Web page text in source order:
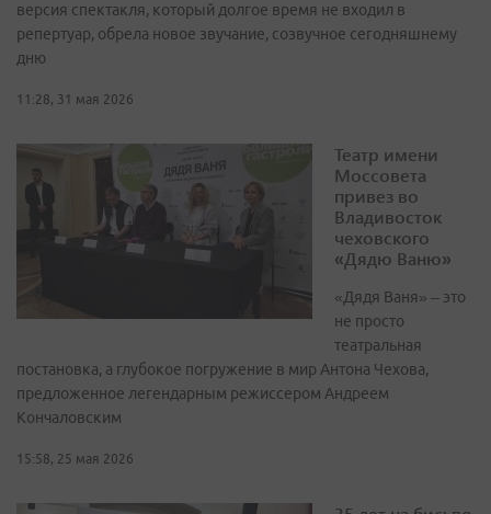
версия спектакля, который долгое время не входил в
репертуар, обрела новое звучание, созвучное сегодняшнему
дню
11:28, 31 мая 2026
Театр имени
Моссовета
привез во
Владивосток
чеховского
«Дядю Ваню»
«Дядя Ваня» – это
не просто
театральная
постановка, а глубокое погружение в мир Антона Чехова,
предложенное легендарным режиссером Андреем
Кончаловским
15:58, 25 мая 2026